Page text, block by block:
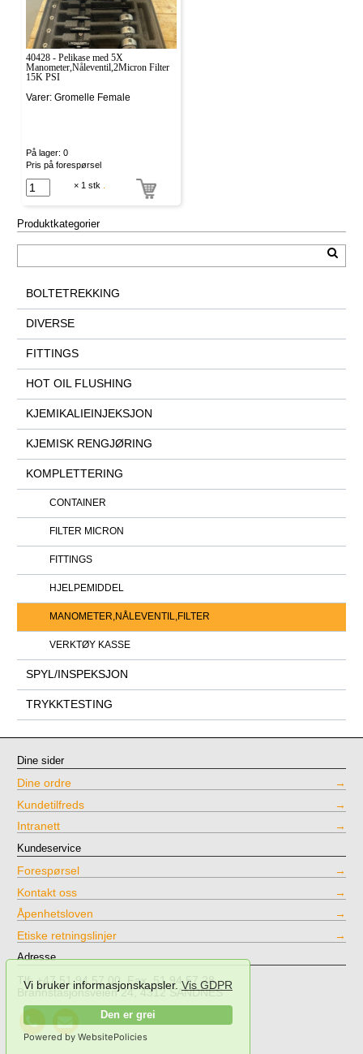
Vi bruker informasjonskapsler.Vis GDPR
Den er grei
Powered by WebsitePolicies
40428 - Pelikase med 5X
Manometer,Nåleventil,2Micron Filter
15K PSI
Varer: Gromelle Female
På lager: 0
Pris på forespørsel
× 1 stk
Produktkategorier
BOLTETREKKING
DIVERSE
FITTINGS
HOT OIL FLUSHING
KJEMIKALIEINJEKSJON
KJEMISK RENGJØRING
KOMPLETTERING
CONTAINER
FILTER MICRON
FITTINGS
HJELPEMIDDEL
MANOMETER,NÅLEVENTIL,FILTER
VERKTØY KASSE
SPYL/INSPEKSJON
TRYKKTESTING
Dine sider
Dine ordre
Kundetilfreds
Intranett
Kundeservice
Forespørsel
Kontakt oss
Åpenhetsloven
Etiske retningslinjer
Adresse
Tlf: +47 51 94 57 00, Fax. 51 94 57 28
Brannstasjonsveien 24, 4312 SANDNES
NPT
Testing
Send
mail
to